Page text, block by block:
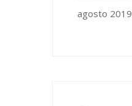
agosto 2019